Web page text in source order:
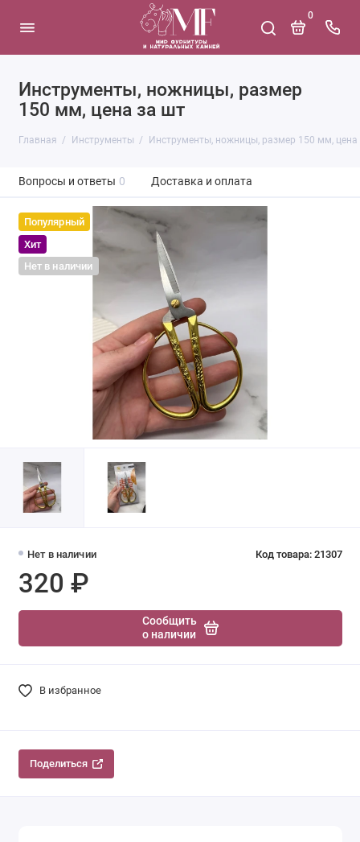
0
Инструменты, ножницы, размер
150 мм, цена за шт
Главная Инструменты Инструменты, ножницы, размер 150 мм, цена
Вопросы и ответы 0 Доставка и оплата
Популярный
Хит
Нет в наличии
Нет в наличии Код товара: 21307
320 ₽
Сообщить
о наличии
В избранное
Поделиться